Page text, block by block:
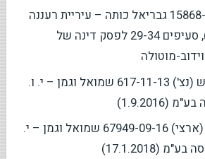
ע"ע 15868-04-18 גבריאל כותה – עיריית רעננה
(7.4.2021), סעיפים 29-34 לפסק דינה של
מוטולה
רשות: סע״ש (נצ') 617-11-13 שמואל וגמן – י. ו.
(1.9.2016)
רשות: ע"ע (ארצי) 67949-09-16 שמואל וגמן – י.
(17.1.2018)